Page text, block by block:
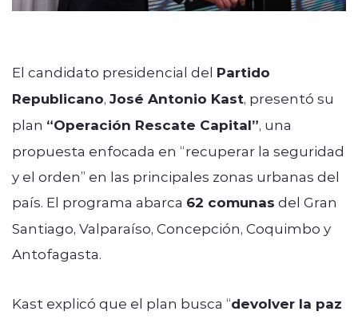
El candidato presidencial del Partido
Republicano, José Antonio Kast, presentó su
plan “Operación Rescate Capital”, una
propuesta enfocada en “recuperar la seguridad
y el orden” en las principales zonas urbanas del
país. El programa abarca 62 comunas del Gran
Santiago, Valparaíso, Concepción, Coquimbo y
Antofagasta.
Kast explicó que el plan busca “devolver la paz